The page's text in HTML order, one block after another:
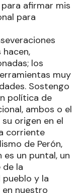
afirmar mis
para
los
muy
Sostengo
política de
ambos o el
origen en el
corriente
de Perón,
es un puntal, un
la
y la
en nuestro